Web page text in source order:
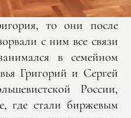
то они после
с ним все связи
в семейном
Григорий и Сергей
России,
где стали биржевым